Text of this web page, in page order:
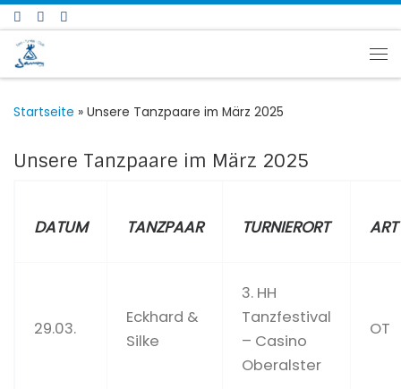
Zum Inhalt springen
Startseite » Unsere Tanzpaare im März 2025
Unsere Tanzpaare im März 2025
DATUM TANZPAAR TURNIERORT ART
29.03.
Eckhard &
Silke
3. HH
Tanzfestival
– Casino
Oberalster
OT